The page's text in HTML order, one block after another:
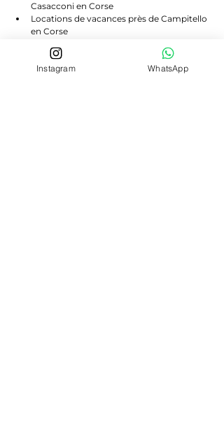
Casacconi en Corse
Locations de vacances près de Campitello
en Corse
Corse
Locations de vacances près de Volpajola
Instagram WhatsApp